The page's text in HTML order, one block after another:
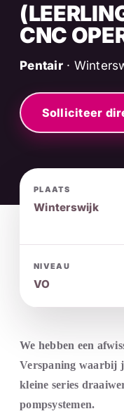
CNC
Pentair·
Solliciteer
PLAATS
Winterswijk
NIVEAU
VO
We hebben een
Verspaning waarbij
kleine series
pompsystemen.